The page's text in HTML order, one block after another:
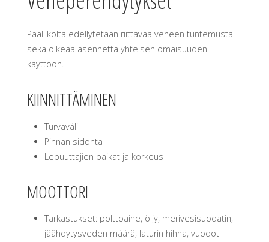
Päälliköltä edellytetään riittävää veneen tuntemusta
sekä oikeaa asennetta yhteisen omaisuuden
käyttöön.
KIINNITTÄMINEN
Turvaväli
Pinnan sidonta
Lepuuttajien paikat ja korkeus
MOOTTORI
Tarkastukset: polttoaine, öljy, merivesisuodatin,
jäähdytysveden määrä, laturin hihna, vuodot